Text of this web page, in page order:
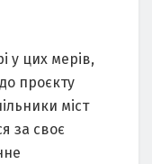
у цих мерів,
проєкту
міст
за своє